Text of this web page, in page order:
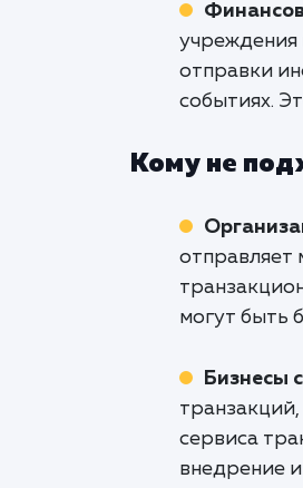
учреждения
отправки
событиях.
Кому не
отправляет
могут быть
Бизнесы
сервиса
внедрение